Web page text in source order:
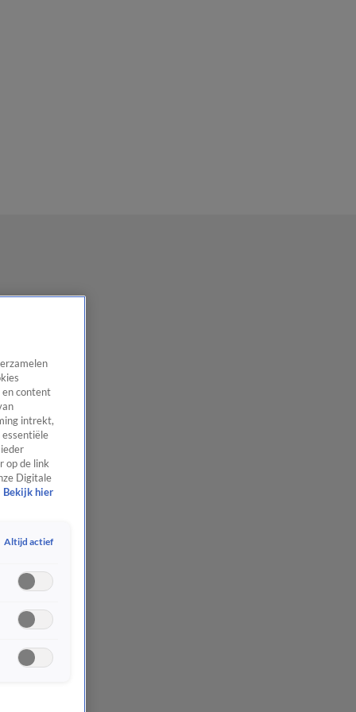
en content
intrekt,
op de link
Digitale
Bekijk hier
Altijd actief